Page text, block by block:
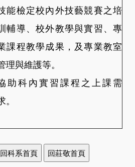
能檢定校內外技藝競賽之培
輔導、校外教學與實習、專
課程教學成果，及專業教室
理與維護等。
助科內實習課程之上課需
。